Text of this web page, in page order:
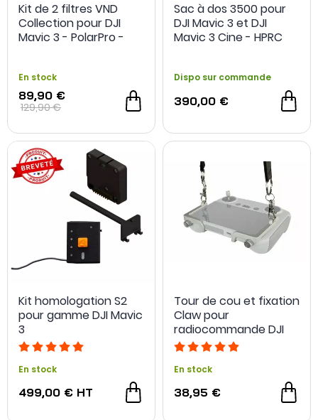
- 120 €
- 40 €
Kit de 2 filtres VND
Collection pour DJI
Mavic 3 - PolarPro -
En stock
89,90 €
129,90 €
Sac à dos 3500 pour
DJI Mavic 3 et DJI
Mavic 3 Cine - HPRC
Dispo sur commande
390,00 €
Kit homologation S2
pour gamme DJI Mavic
3
En stock
499,00 € HT
Tour de cou et fixation
Claw pour
radiocommande DJI
RC / RC 2 - LifThor
En stock
38,95 €